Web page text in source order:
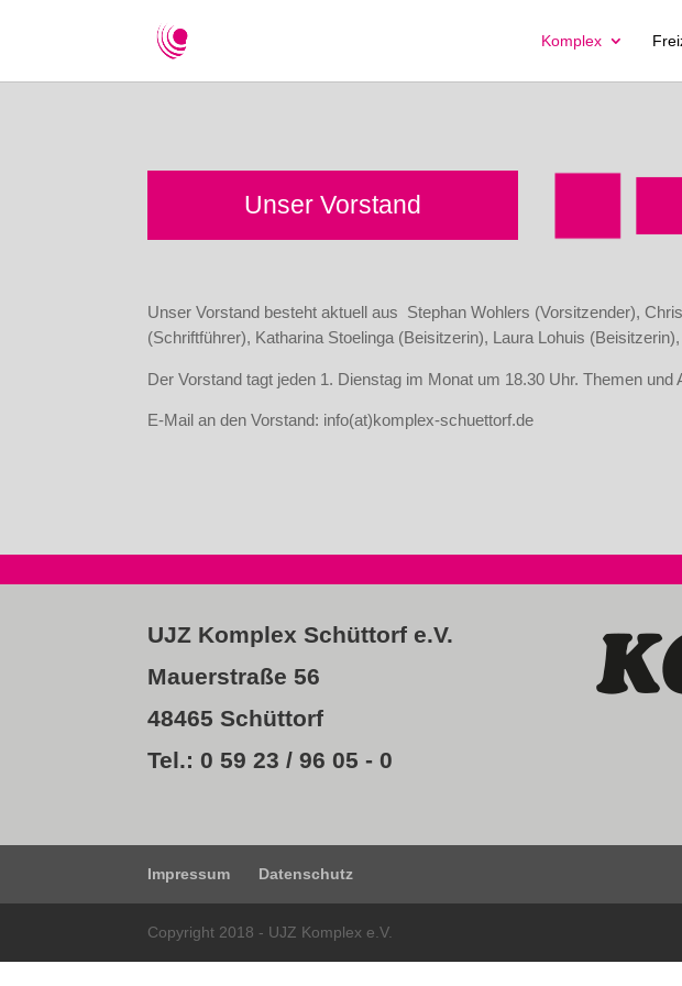
Komplex
Unser Vorstand
Unser Vorstand besteht aktuell aus Stephan Wohlers (Vorsitzender),
(Schriftführer), Katharina Stoelinga (Beisitzerin), Laura Lohuis
Der Vorstand tagt jeden 1. Dienstag im Monat um 18.30 Uhr. Themen
E-Mail an den Vorstand: info(at)komplex-schuettorf.de
UJZ Komplex Schüttorf e.V.
Mauerstraße 56
48465 Schüttorf
Tel.: 0 59 23 / 96 05 - 0
Impressum Datenschutz
Copyright 2018 - UJZ Komplex e.V.